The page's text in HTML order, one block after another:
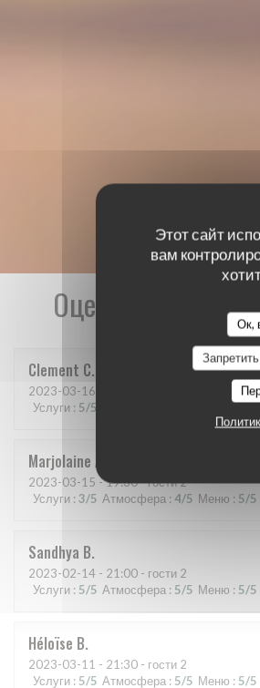
Этот сайт
вам
Ок,
Оценки наших
Clement C
2023-03-16
Услуги : 5/5 :5/5
Marjolaine A
2023-03-15 - 19:30 - гости 2
Услуги : 3/5 Атмосфера : 4/5 Меню : 5/5
Sandhya B
2023-02-14 - 21:00 - гости 2
Услуги : 5/5 Атмосфера : 5/5 Меню : 5/5
Héloïse B
2023-03-11 - 21:30 - гости 2
Услуги : 5/5 Атмосфера : 5/5 Меню : 5/5